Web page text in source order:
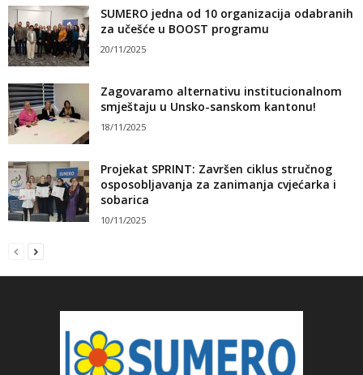
SUMERO jedna od 10 organizacija odabranih
za učešće u BOOST programu
20/11/2025
Zagovaramo alternativu institucionalnom
smještaju u Unsko-sanskom kantonu!
18/11/2025
Projekat SPRINT: Završen ciklus stručnog
osposobljavanja za zanimanja cvjećarka i
sobarica
10/11/2025